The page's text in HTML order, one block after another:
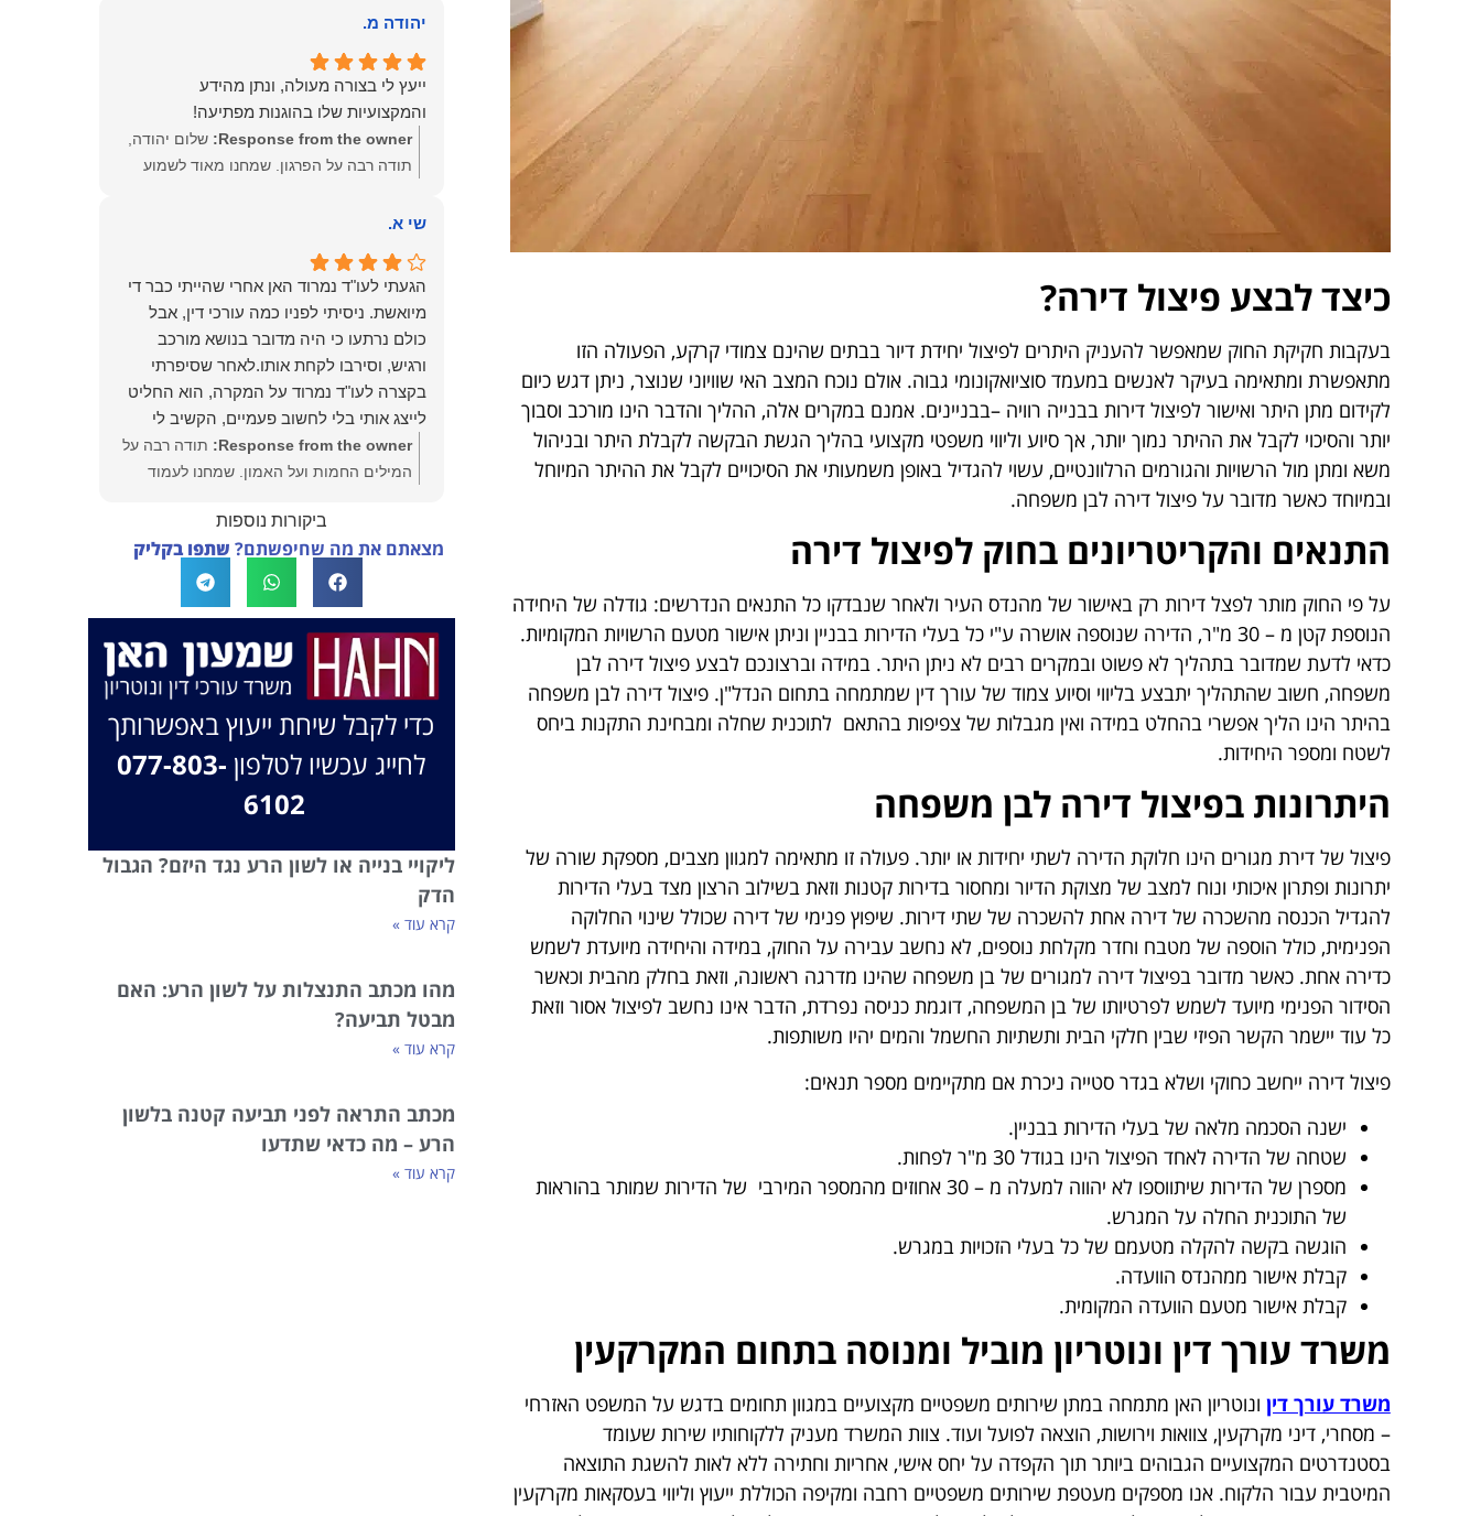
כיצד לבצע פיצול דירה?
בעקבות חקיקת החוק שמאפשר להעניק היתרים לפיצול יחידת דיור בבתים שהינם צמודי קרקע, הפעולה הזו
מתאפשרת ומתאימה בעיקר לאנשים במעמד סוציואקונומי גבוה. אולם נוכח המצב האי שוויוני שנוצר, ניתן דגש כיום
לקידום מתן היתר ואישור לפיצול דירות בבנייה רוויה –בבניינים. אמנם במקרים אלה, ההליך והדבר הינו מורכב וסבוך
יותר והסיכוי לקבל את ההיתר נמוך יותר, אך סיוע וליווי משפטי מקצועי בהליך הגשת הבקשה לקבלת היתר ובניהול
משא ומתן מול הרשויות והגורמים הרלוונטיים, עשוי להגדיל באופן משמעותי את הסיכויים לקבל את ההיתר המיוחל
ובמיוחד כאשר מדובר על פיצול דירה לבן משפחה.
התנאים והקריטריונים בחוק לפיצול דירה
על פי החוק מותר לפצל דירות רק באישור של מהנדס העיר ולאחר שנבדקו כל התנאים הנדרשים: גודלה של היחידה
הנוספת קטן מ – 30 מ"ר, הדירה שנוספה אושרה ע"י כל בעלי הדירות בבניין וניתן אישור מטעם הרשויות המקומיות.
כדאי לדעת שמדובר בתהליך לא פשוט ובמקרים רבים לא ניתן היתר. במידה וברצונכם לבצע פיצול דירה לבן
משפחה, חשוב שהתהליך יתבצע בליווי וסיוע צמוד של עורך דין שמתמחה בתחום הנדל"ן. פיצול דירה לבן משפחה
בהיתר הינו הליך אפשרי בהחלט במידה ואין מגבלות של צפיפות בהתאם לתוכנית שחלה ומבחינת התקנות ביחס
לשטח ומספר היחידות.
היתרונות בפיצול דירה לבן משפחה
פיצול של דירת מגורים הינו חלוקת הדירה לשתי יחידות או יותר. פעולה זו מתאימה למגוון מצבים, מספקת שורה של
יתרונות ופתרון איכותי ונוח למצב של מצוקת הדיור ומחסור בדירות קטנות וזאת בשילוב הרצון מצד בעלי הדירות
להגדיל הכנסה מהשכרה של דירה אחת להשכרה של שתי דירות. שיפוץ פנימי של דירה שכולל שינוי החלוקה
הפנימית, כולל הוספה של מטבח וחדר מקלחת נוספים, לא נחשב עבירה על החוק, במידה והיחידה מיועדת לשמש
כדירה אחת. כאשר מדובר בפיצול דירה למגורים של בן משפחה שהינו מדרגה ראשונה, וזאת בחלק מהבית וכאשר
הסידור הפנימי מיועד לשמש לפרטיותו של בן המשפחה, דוגמת כניסה נפרדת, הדבר אינו נחשב לפיצול אסור וזאת
כל עוד יישמר הקשר הפיזי שבין חלקי הבית ותשתיות החשמל והמים יהיו משותפות.
פיצול דירה ייחשב כחוקי ושלא בגדר סטייה ניכרת אם מתקיימים מספר תנאים:
ישנה הסכמה מלאה של בעלי הדירות בבניין.
שטחה של הדירה לאחד הפיצול הינו בגודל 30 מ"ר לפחות.
מספרן של הדירות שיתווספו לא יהווה למעלה מ – 30 אחוזים מהמספר המירבי של הדירות שמותר בהוראות
של התוכנית החלה על המגרש.
הוגשה בקשה להקלה מטעמם של כל בעלי הזכויות במגרש.
קבלת אישור ממהנדס הוועדה.
קבלת אישור מטעם הוועדה המקומית.
משרד עורך דין ונוטריון מוביל ומנוסה בתחום המקרקעין
משרד עורך דין ונוטריון האן מתמחה במתן שירותים משפטיים מקצועיים במגוון תחומים בדגש על המשפט האזרחי
– מסחרי, דיני מקרקעין, צוואות וירושות, הוצאה לפועל ועוד. צוות המשרד מעניק ללקוחותיו שירות שעומד
בסטנדרטים המקצועיים הגבוהים ביותר תוך הקפדה על יחס אישי, אחריות וחתירה ללא לאות להשגת התוצאה
המיטבית עבור הלקוח. אנו מספקים מעטפת שירותים משפטיים רחבה ומקיפה הכוללת ייעוץ וליווי בעסקאות מקרקעין
שווה את הכל. נשמח תמיד לעמוד לרשותך!
יהודה מ.
ייעץ לי בצורה מעולה, ונתן מהידע
והמקצועיות שלו בהוגנות מפתיעה!
Response from the owner:
שלום יהודה,
תודה רבה על הפרגון. שמחנו מאוד לשמוע
הוגנות ומקצועיות הן מעל הכל. נשמח תמיד
שי א.
הגעתי לעו"ד נמרוד האן אחרי שהייתי כבר די
מיואשת. ניסיתי לפניו כמה עורכי דין, אבל
כולם נרתעו כי היה מדובר בנושא מורכב
ורגיש, וסירבו לקחת אותו.לאחר שסיפרתי
בקצרה לעו"ד נמרוד על המקרה, הוא החליט
לייצג אותי בלי לחשוב פעמיים, הקשיב לי
ולקח את התיק שלי פרו בונו מכל הלב.
Response from the owner:
תודה רבה על
המילים החמות ועל האמון. שמחנו לעמוד
המון הצלחה בהמשך. תמיד כאן בשבילך.
בברכה, משרד עו"ד שמעון האן ונוטריון
ביקורות נוספות
מצאתם את מה שחיפשתם? שתפו בקליק
כדי לקבל שיחת ייעוץ באפשרותך
לחייג עכשיו לטלפון 077-803-
6102
ליקויי בנייה או לשון הרע נגד היזם? הגבול
הדק
קרא עוד »
מהו מכתב התנצלות על לשון הרע: האם
מבטל תביעה?
קרא עוד »
מכתב התראה לפני תביעה קטנה בלשון
הרע – מה כדאי שתדעו
קרא עוד »